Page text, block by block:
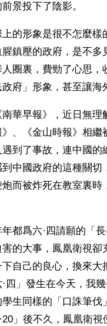
景投下了陰影。
的形象是很不怎麼
鎮壓的政府，是不
圈裏，費勁了心思
府」形象，甚至讓海
華早報》，近日無
、《金山時報》相
到了事故，連中國
中國政府的這種關
而被炸死在教室裏
都爲六·四請願的「
的大事，鳳凰衛視
自己的良心，換來
四」發生在今天，我
生同樣的「口誅筆伐
」後不久，鳳凰衛